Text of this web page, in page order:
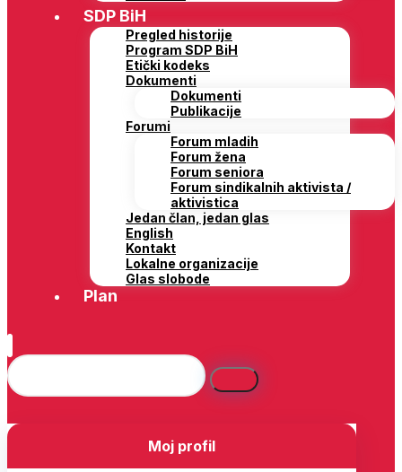
SDP BiH
Pregled historije
Program SDP BiH
Etički kodeks
Dokumenti
Dokumenti
Publikacije
Forumi
Forum mladih
Forum žena
Forum seniora
Forum sindikalnih aktivista /
aktivistica
Jedan član, jedan glas
English
Kontakt
Lokalne organizacije
Glas slobode
Plan
Moj profil